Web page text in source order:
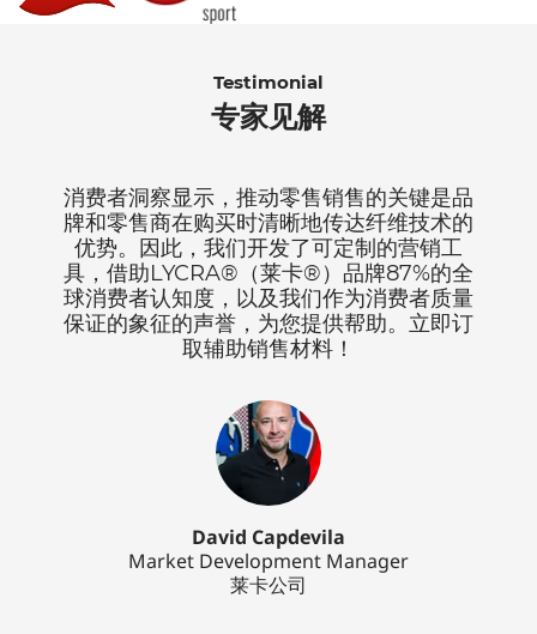
Testimonial
专家见解
消费者洞察显示，推动零售销售的关键是品
牌和零售商在购买时清晰地传达纤维技术的
优势。因此，我们开发了可定制的营销工
具，借助LYCRA®（莱卡®）品牌87%的全
球消费者认知度，以及我们作为消费者质量
保证的象征的声誉，为您提供帮助。立即订
取辅助销售材料！
David Capdevila
Market Development Manager
莱卡公司